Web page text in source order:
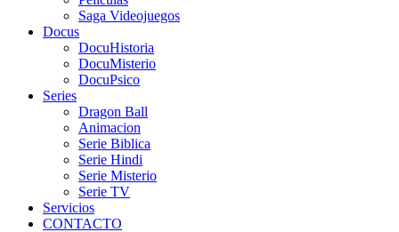
Saga Videojuegos
Docus
DocuHistoria
DocuMisterio
DocuPsico
Series
Dragon Ball
Animacion
Serie Biblica
Serie Hindi
Serie Misterio
Serie TV
Servicios
CONTACTO